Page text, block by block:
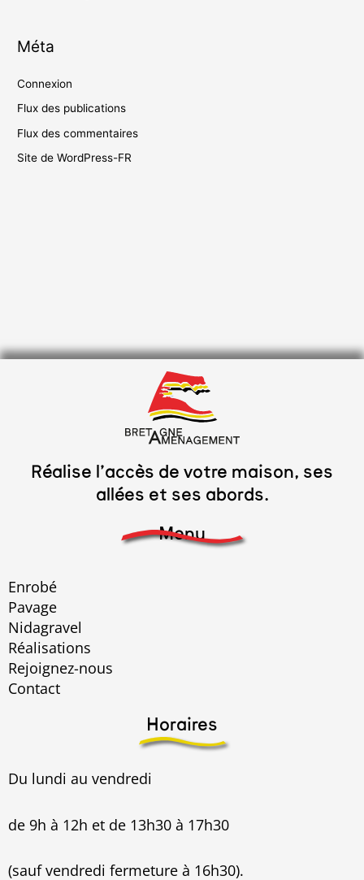
Méta
Connexion
Flux des publications
Flux des commentaires
Site de WordPress-FR
Réalise l’accès de votre maison, ses
allées et ses abords.
Menu
Enrobé
Pavage
Nidagravel
Réalisations
Rejoignez-nous
Contact
Horaires
Du lundi au vendredi
de 9h à 12h et de 13h30 à 17h30
(sauf vendredi fermeture à 16h30).